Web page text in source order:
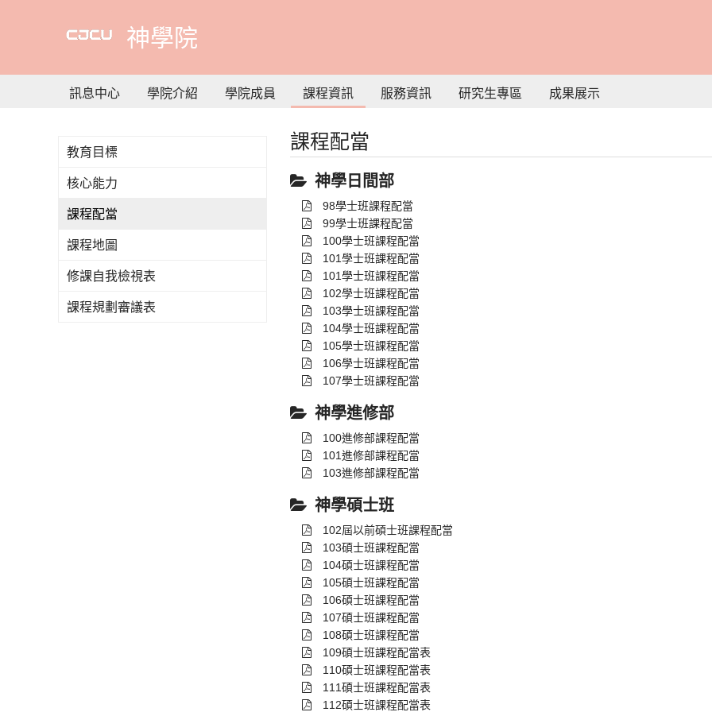
要
容
神學院
訊息中心 學院介紹 學院成員 課程資訊 服務資訊 研究生專區 成果展示
課程配當
神學日間部
98學士班課程配當
99學士班課程配當
100學士班課程配當
101學士班課程配當
101學士班課程配當
102學士班課程配當
103學士班課程配當
104學士班課程配當
105學士班課程配當
106學士班課程配當
107學士班課程配當
神學進修部
100進修部課程配當
101進修部課程配當
103進修部課程配當
神學碩士班
102屆以前碩士班課程配當
103碩士班課程配當
104碩士班課程配當
105碩士班課程配當
106碩士班課程配當
107碩士班課程配當
108碩士班課程配當
109碩士班課程配當表
110碩士班課程配當表
111碩士班課程配當表
112碩士班課程配當表
教育目標
核心能力
課程配當
課程地圖
修課自我檢視表
課程規劃審議表